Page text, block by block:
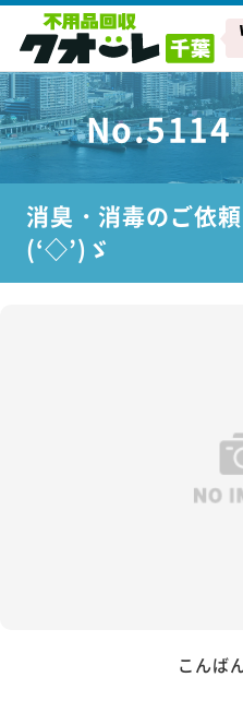
No.5114
消臭・消毒のご依
(‘◇’)ゞ
こんば